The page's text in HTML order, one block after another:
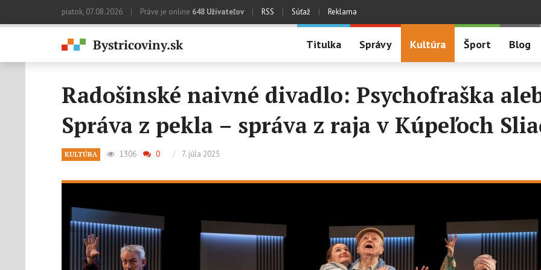
piatok, 07.08.2026 | Práve je online 648 Užívateľov | RSS | Súťaž | Reklama
Titulka Správy Kultúra Šport Blog
Radošinské naivné divadlo: Psychofraška
Správa z pekla – správa z raja v Kúpeľoch
KULTÚRA 1306 0 / 7. júla 2025